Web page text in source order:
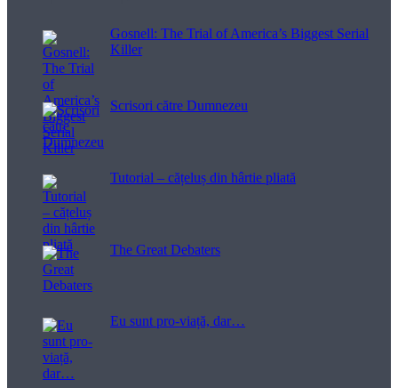
Gosnell: The Trial of America’s Biggest Serial
Killer
Scrisori către Dumnezeu
Tutorial – cățeluș din hârtie pliată
The Great Debaters
Eu sunt pro-viață, dar…